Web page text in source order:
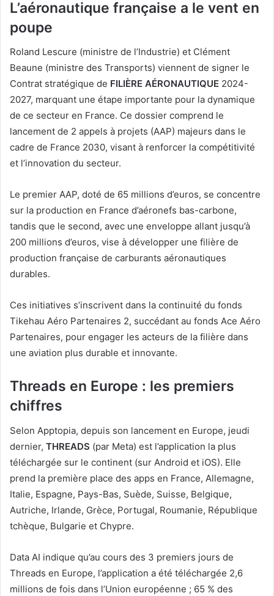
L’aéronautique française a le vent en
poupe
Roland Lescure (ministre de l’Industrie) et Clément
Beaune (ministre des Transports) viennent de signer le
Contrat stratégique de FILIÈRE AÉRONAUTIQUE 2024-
2027, marquant une étape importante pour la dynamique
de ce secteur en France. Ce dossier comprend le
lancement de 2 appels à projets (AAP) majeurs dans le
cadre de France 2030, visant à renforcer la compétitivité
et l’innovation du secteur.
Le premier AAP, doté de 65 millions d’euros, se concentre
sur la production en France d’aéronefs bas-carbone,
tandis que le second, avec une enveloppe allant jusqu’à
200 millions d’euros, vise à développer une filière de
production française de carburants aéronautiques
durables.
Ces initiatives s’inscrivent dans la continuité du fonds
Tikehau Aéro Partenaires 2, succédant au fonds Ace Aéro
Partenaires, pour engager les acteurs de la filière dans
une aviation plus durable et innovante.
Threads en Europe : les premiers
chiffres
Selon Apptopia, depuis son lancement en Europe, jeudi
dernier, THREADS (par Meta) est l’application la plus
téléchargée sur le continent (sur Android et iOS). Elle
prend la première place des apps en France, Allemagne,
Italie, Espagne, Pays-Bas, Suède, Suisse, Belgique,
Autriche, Irlande, Grèce, Portugal, Roumanie, République
tchèque, Bulgarie et Chypre.
Data AI indique qu’au cours des 3 premiers jours de
Threads en Europe, l’application a été téléchargée 2,6
millions de fois dans l’Union européenne ; 65 % des